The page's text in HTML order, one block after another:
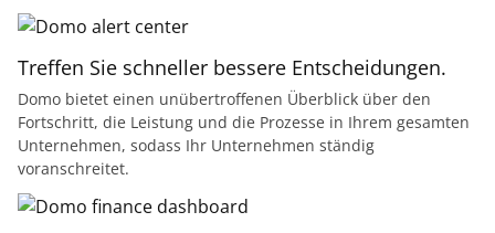
Treffen Sie schneller bessere Entscheidungen.
Domo bietet einen unübertroffenen Überblick über den
Fortschritt, die Leistung und die Prozesse in Ihrem gesamten
Unternehmen, sodass Ihr Unternehmen ständig
voranschreitet.